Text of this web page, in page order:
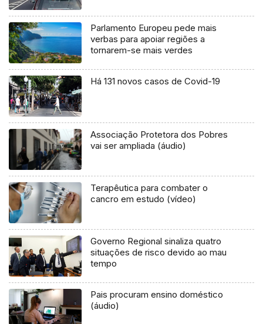
Parlamento Europeu pede mais
verbas para apoiar regiões a
tornarem-se mais verdes
Há 131 novos casos de Covid-19
Associação Protetora dos Pobres
vai ser ampliada (áudio)
Terapêutica para combater o
cancro em estudo (vídeo)
Governo Regional sinaliza quatro
situações de risco devido ao mau
tempo
Pais procuram ensino doméstico
(áudio)